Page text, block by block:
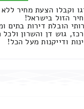
וקבלו הצעת מחיר
הזול בישראל!
הובלת דירות בתים
גוש דן והשרון
ודייקנות מעל הכל!